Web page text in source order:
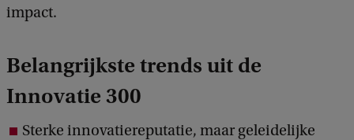
impact.
Belangrijkste trends uit de
Innovatie 300
Sterke innovatie­reputatie, maar geleidelijke